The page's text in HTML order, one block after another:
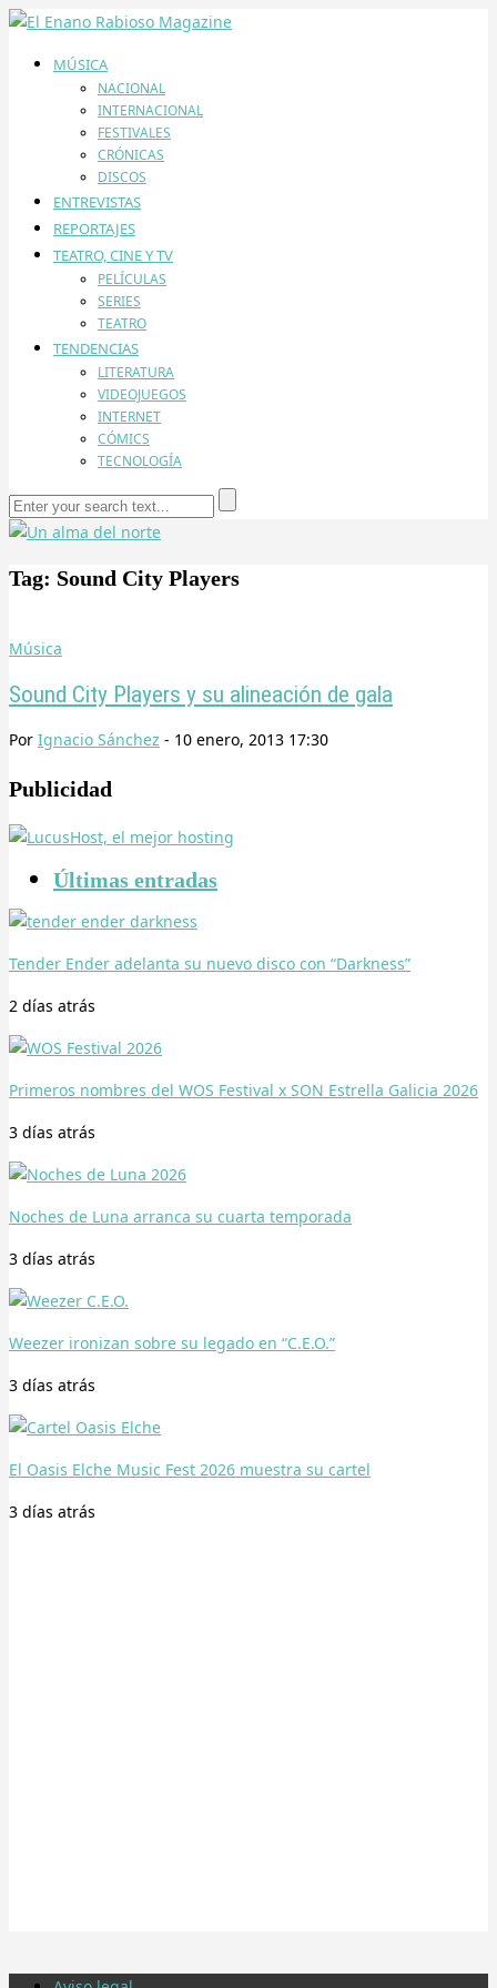
MÚSICA
NACIONAL
INTERNACIONAL
FESTIVALES
CRÓNICAS
DISCOS
ENTREVISTAS
REPORTAJES
TEATRO, CINE Y TV
PELÍCULAS
SERIES
TEATRO
TENDENCIAS
LITERATURA
VIDEOJUEGOS
INTERNET
CÓMICS
TECNOLOGÍA
Tag: Sound City Players
Música
Sound City Players y su alineación de gala
Por Ignacio Sánchez - 10 enero, 2013 17:30
Publicidad
Últimas entradas
Tender Ender adelanta su nuevo disco con “Darkness”
2 días atrás
Primeros nombres del WOS Festival x SON Estrella Galicia 2026
3 días atrás
Noches de Luna arranca su cuarta temporada
3 días atrás
Weezer ironizan sobre su legado en “C.E.O.”
3 días atrás
El Oasis Elche Music Fest 2026 muestra su cartel
3 días atrás